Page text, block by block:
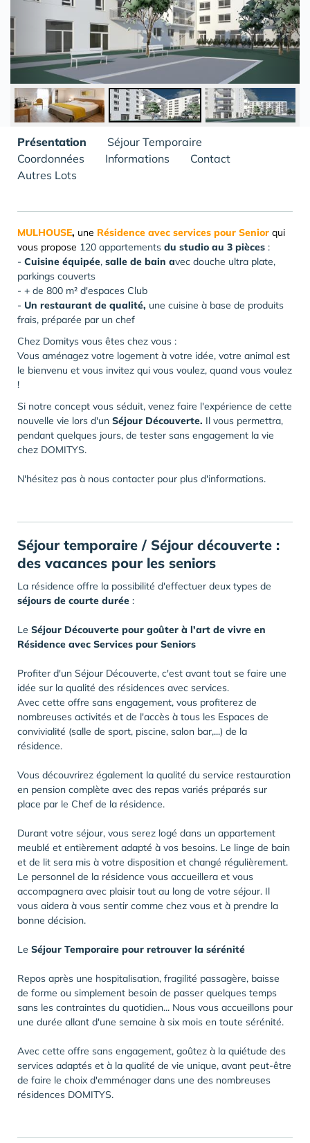
Présentation
Séjour Temporaire
Coordonnées
Informations
Contact
Autres Lots
MULHOUSE, une Résidence avec services pour Senior qui
vous propose 120 appartements du studio au 3 pièces :
- Cuisine équipée, salle de bain avec douche ultra plate,
parkings couverts
- + de 800 m² d'espaces Club
- Un restaurant de qualité, une cuisine à base de produits
frais, préparée par un chef
Chez Domitys vous êtes chez vous :
Vous aménagez votre logement à votre idée, votre animal est
le bienvenu et vous invitez qui vous voulez, quand vous voulez
!
Si notre concept vous séduit, venez faire l'expérience de cette
nouvelle vie lors d'un Séjour Découverte. Il vous permettra,
pendant quelques jours, de tester sans engagement la vie
chez DOMITYS.
N'hésitez pas à nous contacter pour plus d'informations.
Séjour temporaire / Séjour découverte :
des vacances pour les seniors
La résidence offre la possibilité d'effectuer deux types de
séjours de courte durée :
Le Séjour Découverte pour goûter à l'art de vivre en
Résidence avec Services pour Seniors
Profiter d'un Séjour Découverte, c'est avant tout se faire une
idée sur la qualité des résidences avec services.
Avec cette offre sans engagement, vous profiterez de
nombreuses activités et de l'accès à tous les Espaces de
convivialité (salle de sport, piscine, salon bar,...) de la
résidence.
Vous découvrirez également la qualité du service restauration
en pension complète avec des repas variés préparés sur
place par le Chef de la résidence.
Durant votre séjour, vous serez logé dans un appartement
meublé et entièrement adapté à vos besoins. Le linge de bain
et de lit sera mis à votre disposition et changé régulièrement.
Le personnel de la résidence vous accueillera et vous
accompagnera avec plaisir tout au long de votre séjour. Il
vous aidera à vous sentir comme chez vous et à prendre la
bonne décision.
Le Séjour Temporaire pour retrouver la sérénité
Repos après une hospitalisation, fragilité passagère, baisse
de forme ou simplement besoin de passer quelques temps
sans les contraintes du quotidien... Nous vous accueillons pour
une durée allant d'une semaine à six mois en toute sérénité.
Avec cette offre sans engagement, goûtez à la quiétude des
services adaptés et à la qualité de vie unique, avant peut-être
de faire le choix d'emménager dans une des nombreuses
résidences DOMITYS.